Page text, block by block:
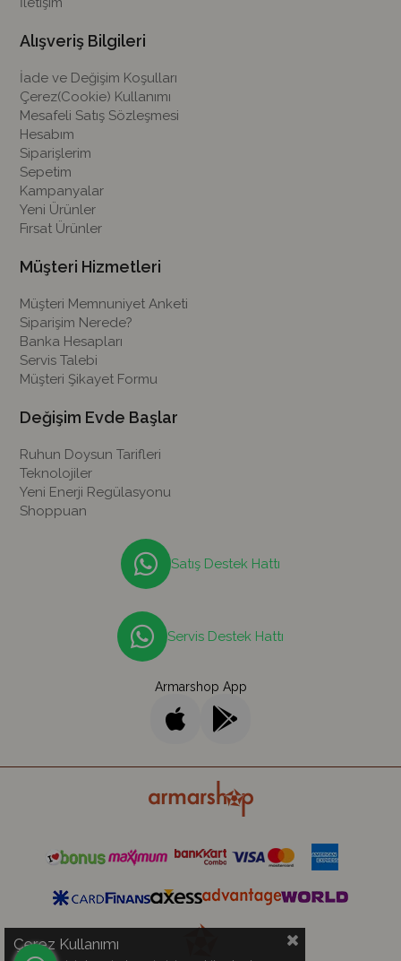
Alışveriş Bilgileri
İade ve Değişim Koşulları
Çerez(Cookie) Kullanımı
Mesafeli Satış Sözleşmesi
Hesabım
Siparişlerim
Sepetim
Kampanyalar
Yeni Ürünler
Fırsat Ürünler
Müşteri Hizmetleri
Müşteri Memnuniyet Anketi
Siparişim Nerede?
Banka Hesapları
Servis Talebi
Müşteri Şikayet Formu
Değişim Evde Başlar
Ruhun Doysun Tarifleri
Teknolojiler
Yeni Enerji Regülasyonu
Shoppuan
Satış Destek Hattı
Servis Destek Hattı
Armarshop App
Çerez Kullanımı